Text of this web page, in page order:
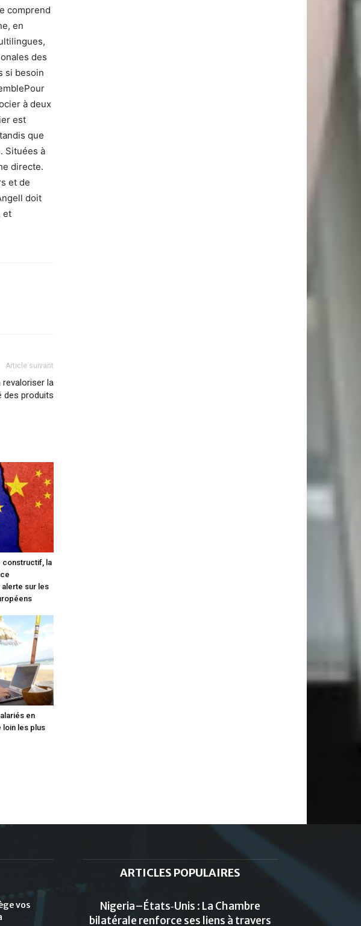
comprend
en
des
si besoin
à deux
est
que
Situées à
directe.
et de
doit
et
Article suivant
revaloriser la
des produits
constructif, la
alerte sur les
en
loin les plus
vos
ARTICLES POPULAIRES
Nigeria–États‑Unis : La Chambre
bilatérale renforce ses liens à travers